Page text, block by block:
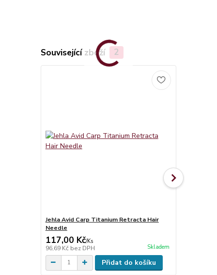
Související zboží 2
Jehla Avid Carp Titanium Retracta Hair
Needle
117,00 Kč/Ks
96,69 Kč bez DPH Skladem
Přidat do košíku